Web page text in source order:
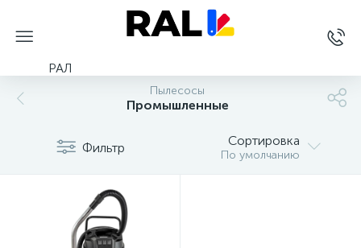
РАЛ
Пылесосы
Промышленные
Фильтр Сортировка
По умолчанию